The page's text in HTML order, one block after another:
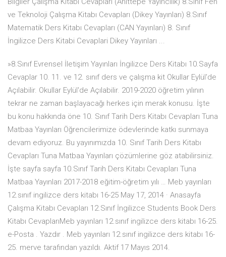
ve Teknoloji Çalışma Kitabı Cevapları (Dikey Yayınları) 8.Sınıf
Matematik Ders Kitabı Cevapları (CAN Yayınları) 8. Sınıf
İngilizce Ders Kitabi Cevaplari Dikey Yayınları ...
»8.Sınıf Evrensel İletişim Yayınları İngilizce Ders Kitabı 10.Sayfa
Cevaplar 10. 11. ve 12. sınıf ders ve çalışma kit Okullar Eylül'de
Açılabilir. Okullar Eylül'de Açılabilir. 2019-2020 öğretim yılının
tekrar ne zaman başlayacağı herkes için merak konusu. İşte
bu konu hakkında öne 10. Sınıf Tarih Ders Kitabı Cevapları Tuna
Matbaa Yayınları Öğrencilerimize ödevlerinde katkı sunmaya
devam ediyoruz. Bu yayınımızda 10. Sınıf Tarih Ders Kitabı
Cevapları Tuna Matbaa Yayınları çözümlerine göz atabilirsiniz.
İşte sayfa sayfa 10.Sınıf Tarih Ders Kitabı Cevapları Tuna
Matbaa Yayınları 2017-2018 eğitim-öğretim yılı … Meb yayınları
12.sınıf ingilizce ders kitabı 16-25 May 17, 2014 · Anasayfa
Çalışma Kitabı Cevapları 12.Sınıf İngilizce Students Book Ders
Kitabı CevaplarıMeb yayınları 12.sınıf ingilizce ders kitabı 16-25.
e-Posta . Yazdır . Meb yayınları 12.sınıf ingilizce ders kitabı 16-
25. merve tarafından yazıldı. Aktif 17 Mayıs 2014.